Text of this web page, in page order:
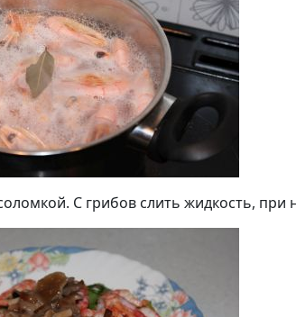
С грибов слить жидкость,